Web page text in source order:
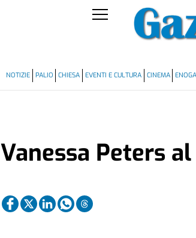
NOTIZIE PALIO CHIESA EVENTI E CULTURA CINEMA
Vanessa Peters